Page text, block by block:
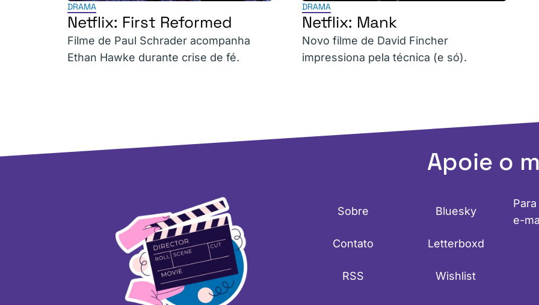
DRAMA
Netflix: First Reformed
Filme de Paul Schrader acompanha
Ethan Hawke durante crise de fé.
DRAMA
Netflix: Mank
Novo filme de David Fincher
impressiona pela técnica (e só).
Apoie o
Sobre
Contato
RSS
Bluesky
Letterboxd
Wishlist
e-